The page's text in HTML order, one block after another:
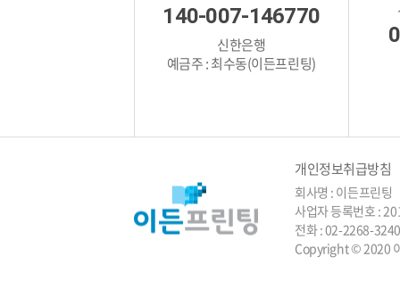
140-007-146770
신한은행
예금주 : 최수동(이든프린팅)
개인정보취급방침
회사명 : 이든프린
사업자 등록번호 :
전화 : 02-2268-
Copyright © 2020